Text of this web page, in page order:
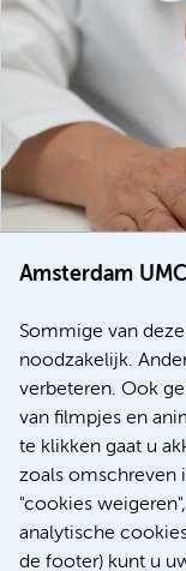
Amsterdam
Sommige van
noodzakelijk.
verbeteren. Ook
van filmpjes en
te klikken gaat u
zoals omschreven
"cookies
analytische
de footer) kunt u
voor patiënten
Kanker